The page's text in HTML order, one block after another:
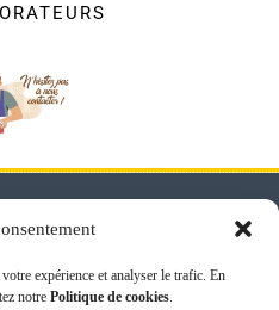
expérience et analyser le trafic. En
notre Politique de cookies